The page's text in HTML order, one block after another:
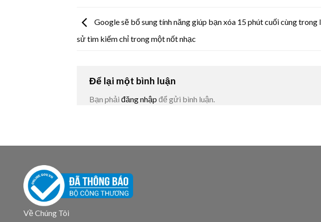
Google sẽ bổ sung tính năng giúp bạn xóa 15 phút cuối cùng trong
sử tìm kiếm chỉ trong một nốt nhạc
Để lại một bình luận
Bạn phải đăng nhập để gửi bình luận.
Về Chúng Tôi